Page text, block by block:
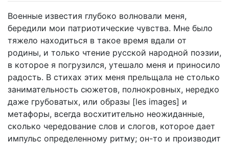
Военные известия глубоко волновали меня,
бередили мои патриотические чувства. Мне было
тяжело находиться в такое время вдали от
родины, и только чтение русской народной поэзии,
в которое я погрузился, утешало меня и приносило
радость. В стихах этих меня прельщала не столько
занимательность сюжетов, полнокровных, нередко
даже грубоватых, или образы [les images] и
метафоры, всегда восхитительно неожиданные,
сколько чередование слов и слогов, которое дает
импульс определенному ритму; он-то и производит